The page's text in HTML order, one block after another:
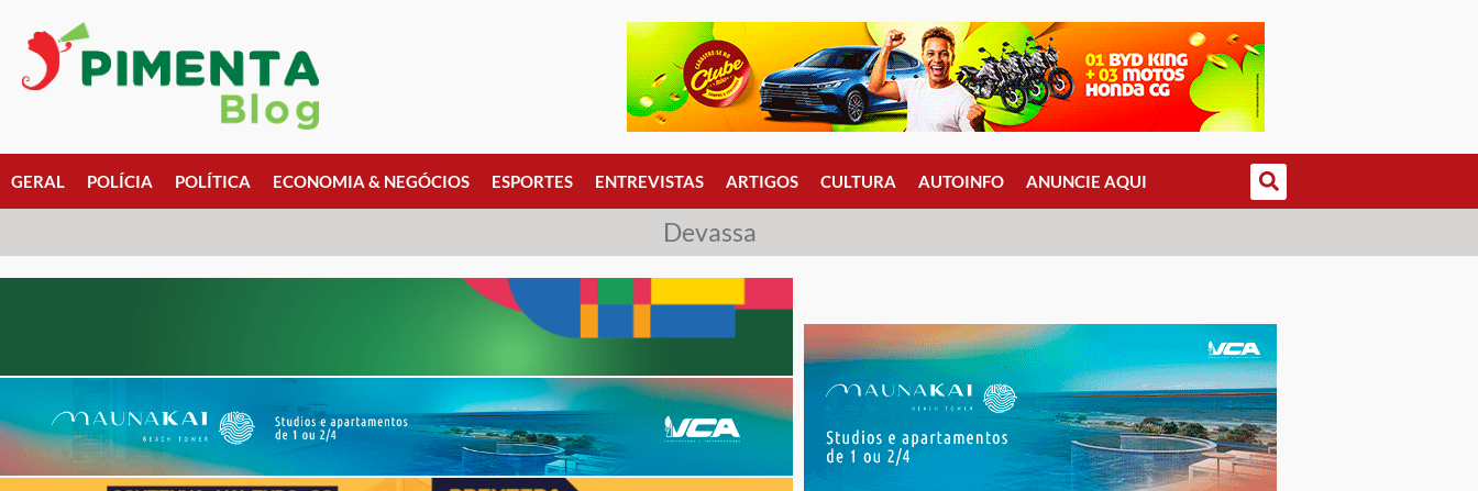
GERAL POLÍCIA POLÍTICA ECONOMIA & NEGÓCIOS ESPORTES ENTREVISTAS ARTIGOS CULTURA AUTOINFO ANUNCIE AQUI
Devassa